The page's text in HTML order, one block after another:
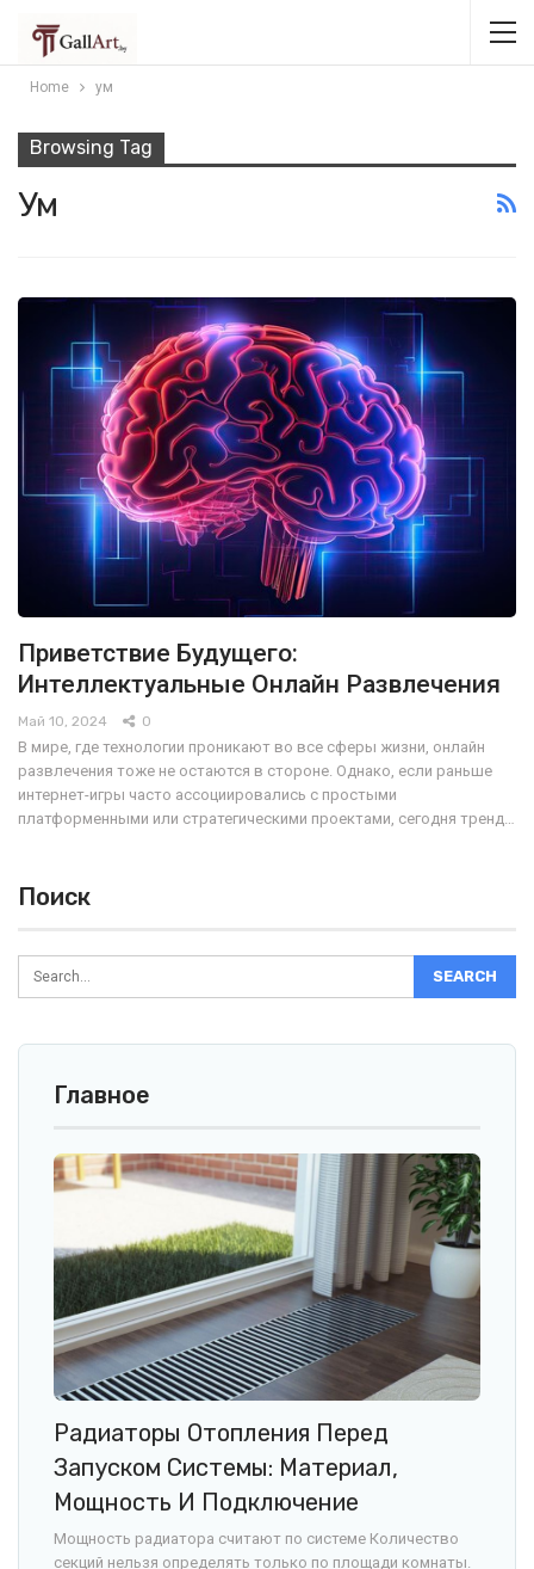
Home ум
Browsing Tag
Ум
Приветствие Будущего:
Интеллектуальные Онлайн Развлечения
Май 10, 2024 0
В мире, где технологии проникают во все сферы жизни, онлайн
развлечения тоже не остаются в стороне. Однако, если раньше
интернет-игры часто ассоциировались с простыми
платформенными или стратегическими проектами, сегодня тренд…
Поиск
Главное
Радиаторы Отопления Перед
Запуском Системы: Материал,
Мощность И Подключение
Мощность радиатора считают по системе Количество
секций нельзя определять только по площади комнаты.